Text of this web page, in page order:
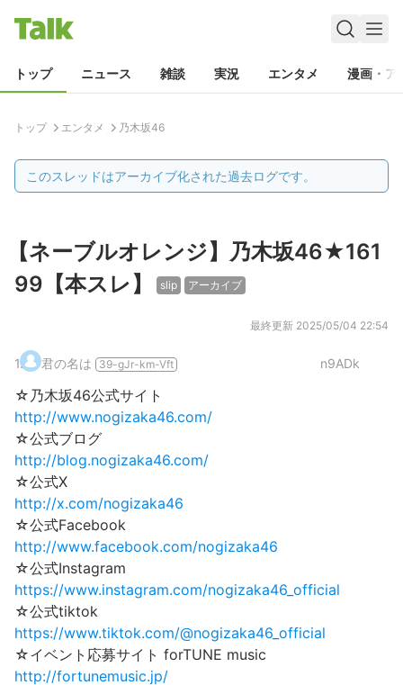
トップ ニュース 雑談 実況 エンタメ 漫画・ア
トップ エンタメ 乃木坂46
このスレッドはアーカイブ化された過去ログです。
【ネーブルオレンジ】乃木坂46★161
99【本スレ】
slip アーカイブ
最終更新 2025/05/04 22:54
1. 君の名は 39-gJr-km-Vft n9ADk
☆乃木坂46公式サイト
http://www.nogizaka46.com/
☆公式ブログ
http://blog.nogizaka46.com/
☆公式X
http://x.com/nogizaka46
☆公式Facebook
http://www.facebook.com/nogizaka46
☆公式Instagram
https://www.instagram.com/nogizaka46_official
☆公式tiktok
https://www.tiktok.com/@nogizaka46_official
☆イベント応募サイト forTUNE music
http://fortunemusic.jp/